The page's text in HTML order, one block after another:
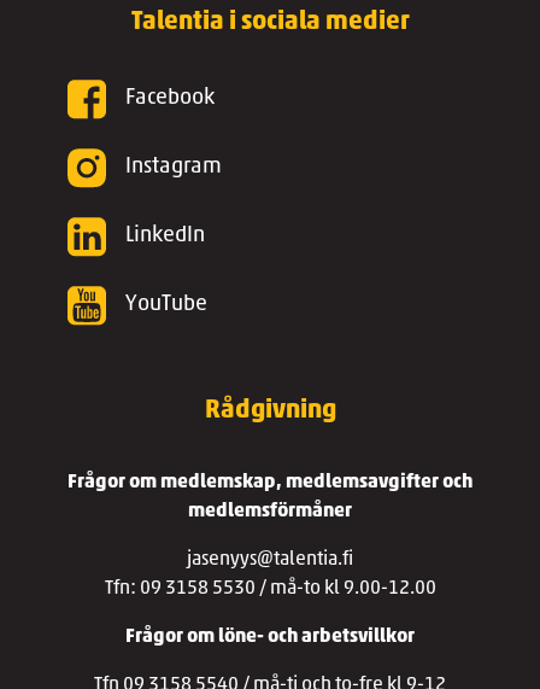
Talentia i sociala medier
Facebook
Instagram
LinkedIn
YouTube
Rådgivning
Frågor om medlemskap, medlemsavgifter och
medlemsförmåner
jasenyys@talentia.fi
Tfn: 09 3158 5530 / må-to kl 9.00-12.00
Frågor om löne- och arbetsvillkor